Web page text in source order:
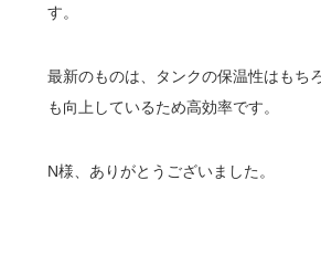
す。
最新のものは、タンクの保温性はもち
も向上しているため高効率です。
N様、ありがとうございました。